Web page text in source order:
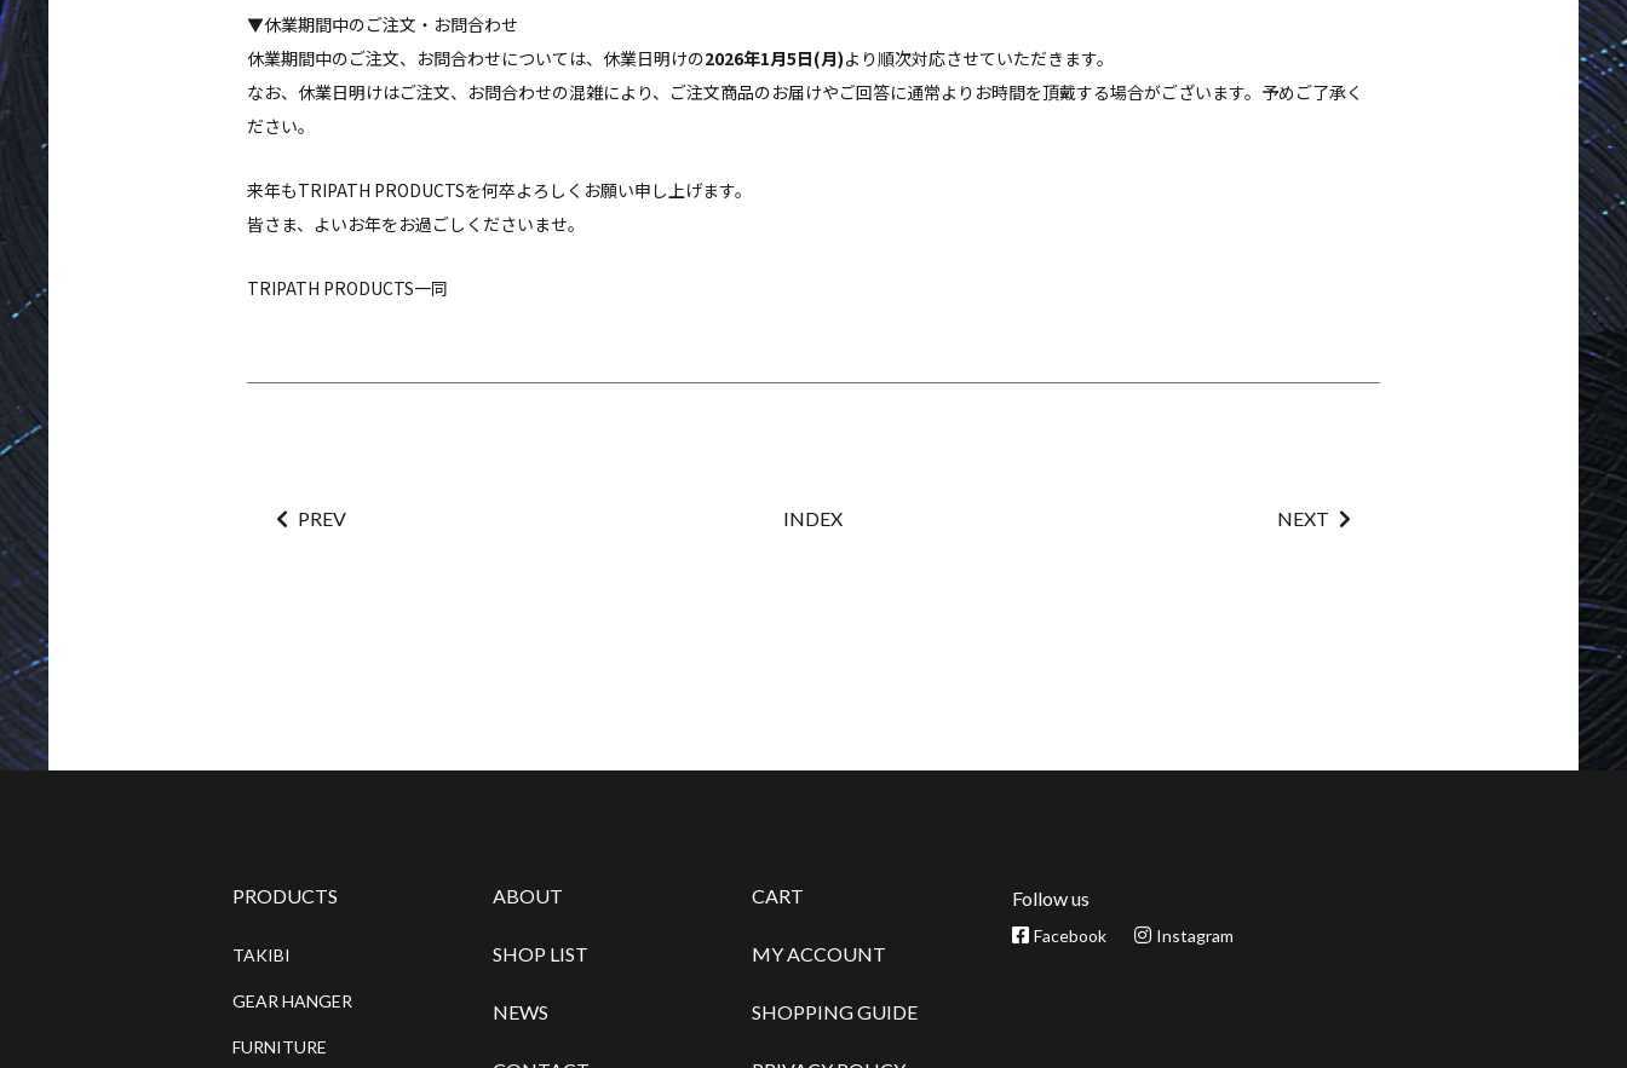
▼休業期間中のご注文・お問合わせ
休業期間中のご注文、お問合わせについては、休業日明けの2026年1月5日(月)より順次対応させていただきます。
なお、休業日明けはご注文、お問合わせの混雑により、ご注文商品のお届けやご回答に通常よりお時間を頂戴する場合がございます。予めご了承く
ださい。
来年もTRIPATH PRODUCTSを何卒よろしくお願い申し上げます。
皆さま、よいお年をお過ごしくださいませ。
TRIPATH PRODUCTS一同
PREV INDEX NEXT
PRODUCTS
TAKIBI
GEAR HANGER
FURNITURE
ABOUT
SHOP LIST
NEWS
CART
MY ACCOUNT
SHOPPING GUIDE
Follow us
Facebook Instagram